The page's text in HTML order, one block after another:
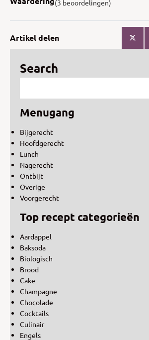
(3 beoordelingen)
Artikel delen
Search
Menugang
Bijgerecht
Hoofdgerecht
Lunch
Nagerecht
Ontbijt
Overige
Voorgerecht
Top recept categorieën
Aardappel
Baksoda
Biologisch
Brood
Cake
Champagne
Chocolade
Cocktails
Culinair
Engels